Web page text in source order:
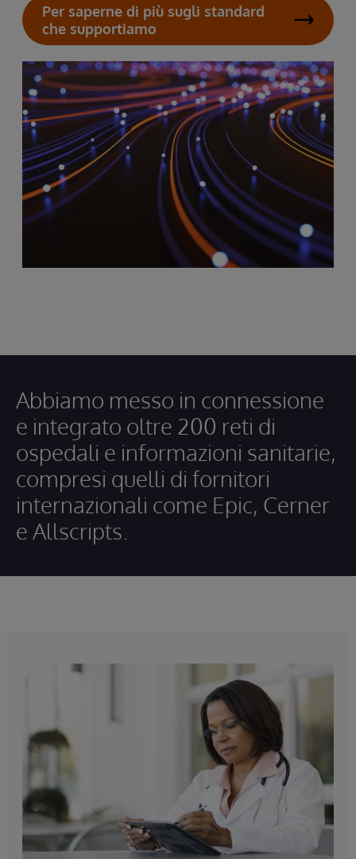
Per saperne di più sugli standard
che supportiamo
Abbiamo messo in connessione
e integrato oltre 200 reti di
ospedali e informazioni sanitarie,
compresi quelli di fornitori
internazionali come Epic, Cerner
e Allscripts.